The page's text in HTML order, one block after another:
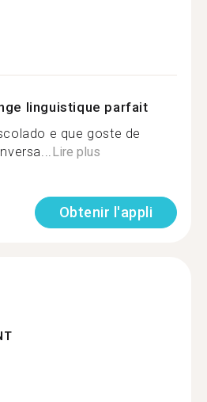
linguistique parfait
e que goste de
Lire plus
Obtenir l'appli